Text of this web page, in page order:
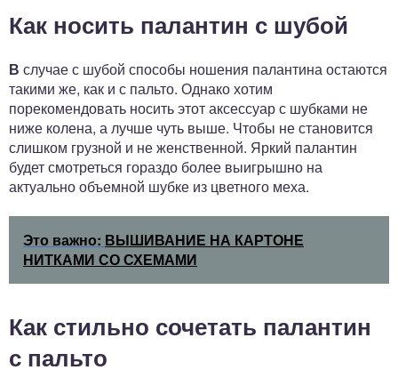
Как носить палантин с шубой
В случае с шубой способы ношения палантина остаются
такими же, как и с пальто. Однако хотим
порекомендовать носить этот аксессуар с шубками не
ниже колена, а лучше чуть выше. Чтобы не становится
слишком грузной и не женственной. Яркий палантин
будет смотреться гораздо более выигрышно на
актуально объемной шубке из цветного меха.
Это важно: ВЫШИВАНИЕ НА КАРТОНЕ
НИТКАМИ СО СХЕМАМИ
Как стильно сочетать палантин
с пальто